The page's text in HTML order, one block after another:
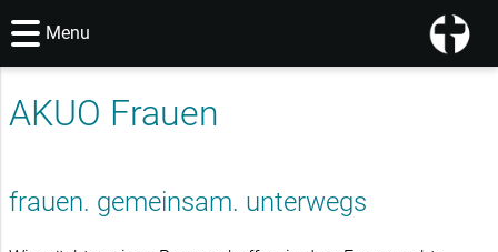
Menu
AKUO Frauen
frauen. gemeinsam. unterwegs